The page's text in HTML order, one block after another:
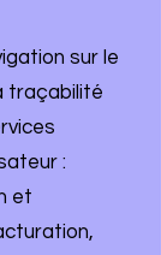
sur le
traçabilité
:
et